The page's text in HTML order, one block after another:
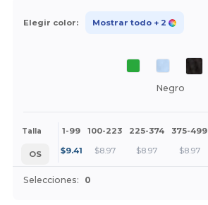
Elegir color: Mostrar todo + 2
Negro
Talla 1-99 100-223 225-374 375-499
OS $9.41 $8.97 $8.97 $8.97
Selecciones: 0